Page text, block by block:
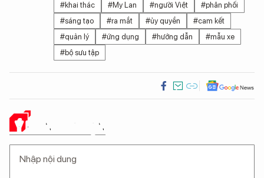
#khai thác
#My Lan #người Việt
#phân phối
#sáng tạo
#ra mắt #ủy quyền
#cam kết
#quản lý
#ứng dụng #hướng dẫn
#mẫu xe
#bộ sưu tập
Ý KIẾN CỦA BẠN